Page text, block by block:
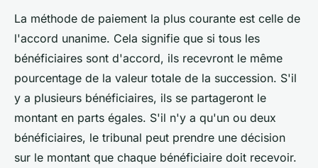
La méthode de paiement la plus courante est celle de
l'accord unanime. Cela signifie que si tous les
bénéficiaires sont d'accord, ils recevront le même
pourcentage de la valeur totale de la succession. S'il
y a plusieurs bénéficiaires, ils se partageront le
montant en parts égales. S'il n'y a qu'un ou deux
bénéficiaires, le tribunal peut prendre une décision
sur le montant que chaque bénéficiaire doit recevoir.